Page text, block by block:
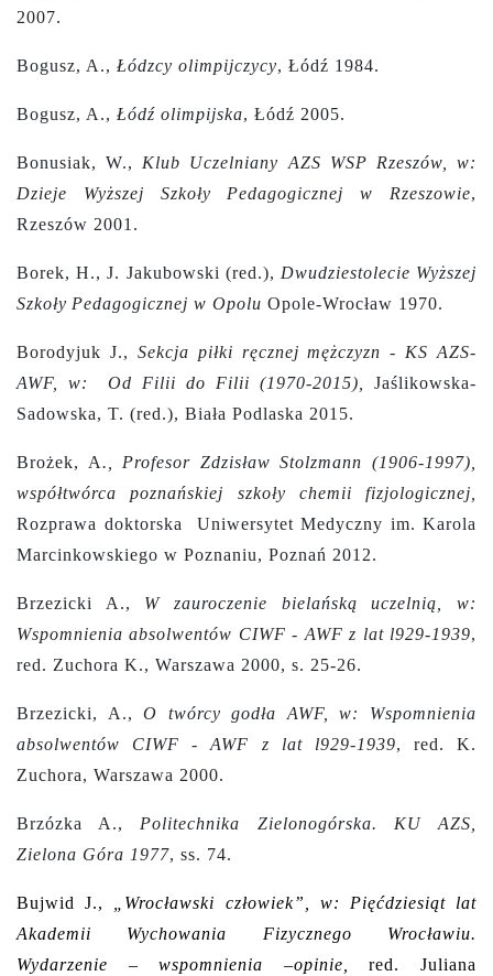
2007.
Bogusz, A., Łódzcy olimpijczycy, Łódź 1984.
Bogusz, A., Łódź olimpijska, Łódź 2005.
Bonusiak, W., Klub Uczelniany AZS WSP Rzeszów, w:
Dzieje Wyższej Szkoły Pedagogicznej w Rzeszowie,
Rzeszów 2001.
Borek, H., J. Jakubowski (red.), Dwudziestolecie Wyższej
Szkoły Pedagogicznej w Opolu Opole-Wrocław 1970.
Borodyjuk J., Sekcja piłki ręcznej mężczyzn - KS AZS-
AWF, w: Od Filii do Filii (1970-2015),
Jaślikowska-
Sadowska, T. (red.), Biała Podlaska 2015.
Brożek, A., Profesor Zdzisław Stolzmann (1906-1997),
współtwórca poznańskiej szkoły chemii fizjologicznej,
Rozprawa doktorska Uniwersytet Medyczny im. Karola
Marcinkowskiego w Poznaniu, Poznań 2012.
Brzezicki A., W zauroczenie bielańską uczelnią, w:
Wspomnienia absolwentów CIWF - AWF z lat l929-1939,
red. Zuchora K., Warszawa 2000, s. 25-26.
Brzezicki, A.,O twórcy godła AWF, w: Wspomnienia
absolwentów CIWF - AWF z lat l929-1939, red. K.
Zuchora, Warszawa 2000.
Brzózka A., Politechnika Zielonogórska. KU AZS,
Zielona Góra 1977, ss. 74.
Bujwid J.,
„Wrocławski człowiek”, w: Pięćdziesiąt lat
Akademii Wychowania Fizycznego Wrocławiu.
Wydarzenie – wspomnienia –opinie,
red. Juliana